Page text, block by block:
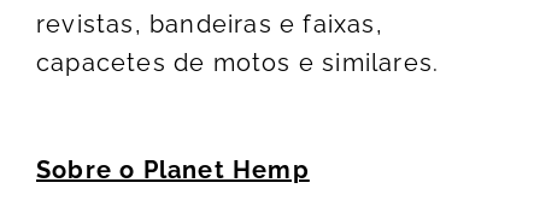
revistas, bandeiras e faixas,
capacetes de motos e similares.
Sobre o Planet Hemp